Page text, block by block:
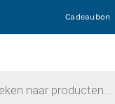
Cadeaubon